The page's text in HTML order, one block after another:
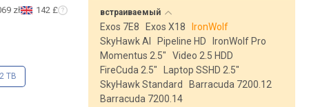
zł 142 £
TB
встраиваемый
Exos 7E8 Exos X18
IronWolf
SkyHawk AI
Pipeline HD
IronWolf Pro
Momentus 2.5"
Video 2.5 HDD
FireCuda 2.5"
Laptop SSHD 2.5"
SkyHawk Standard
Barracuda 7200.12
Barracuda 7200.14